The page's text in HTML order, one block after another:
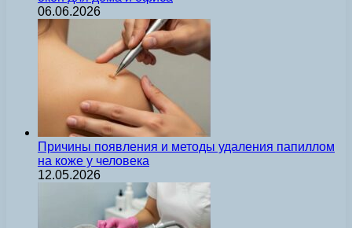
06.06.2026
Причины появления и методы удаления папиллом
на коже у человека
12.05.2026